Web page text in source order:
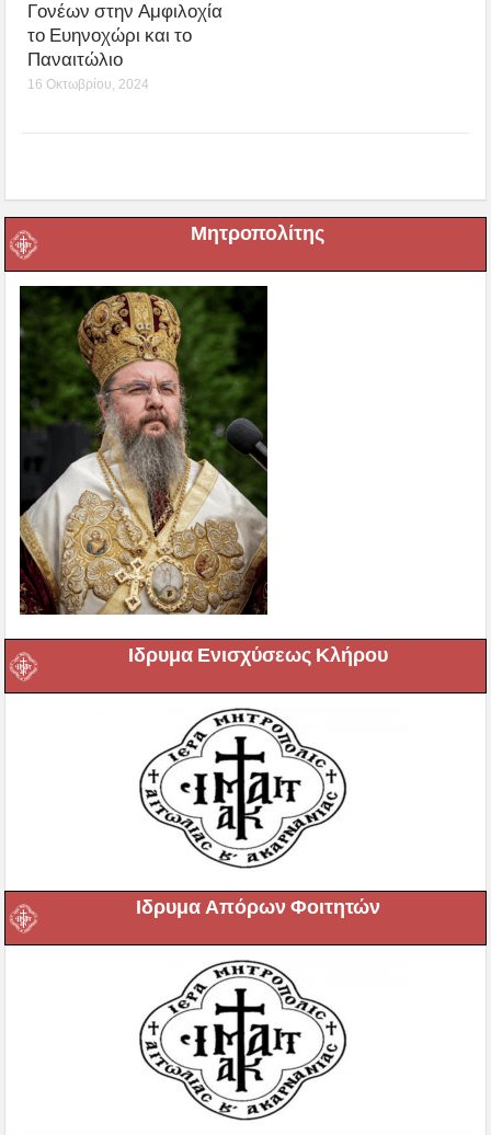
Γονέων στην Αμφιλοχία
το Ευηνοχώρι και το
Παναιτώλιο
16 Οκτωβρίου, 2024
Μητροπολίτης
Ιδρυμα Ενισχύσεως Κλήρου
Ιδρυμα Απόρων Φοιτητών